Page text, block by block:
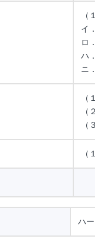
（
イ
ロ
ハ
ニ
（
（
ハ